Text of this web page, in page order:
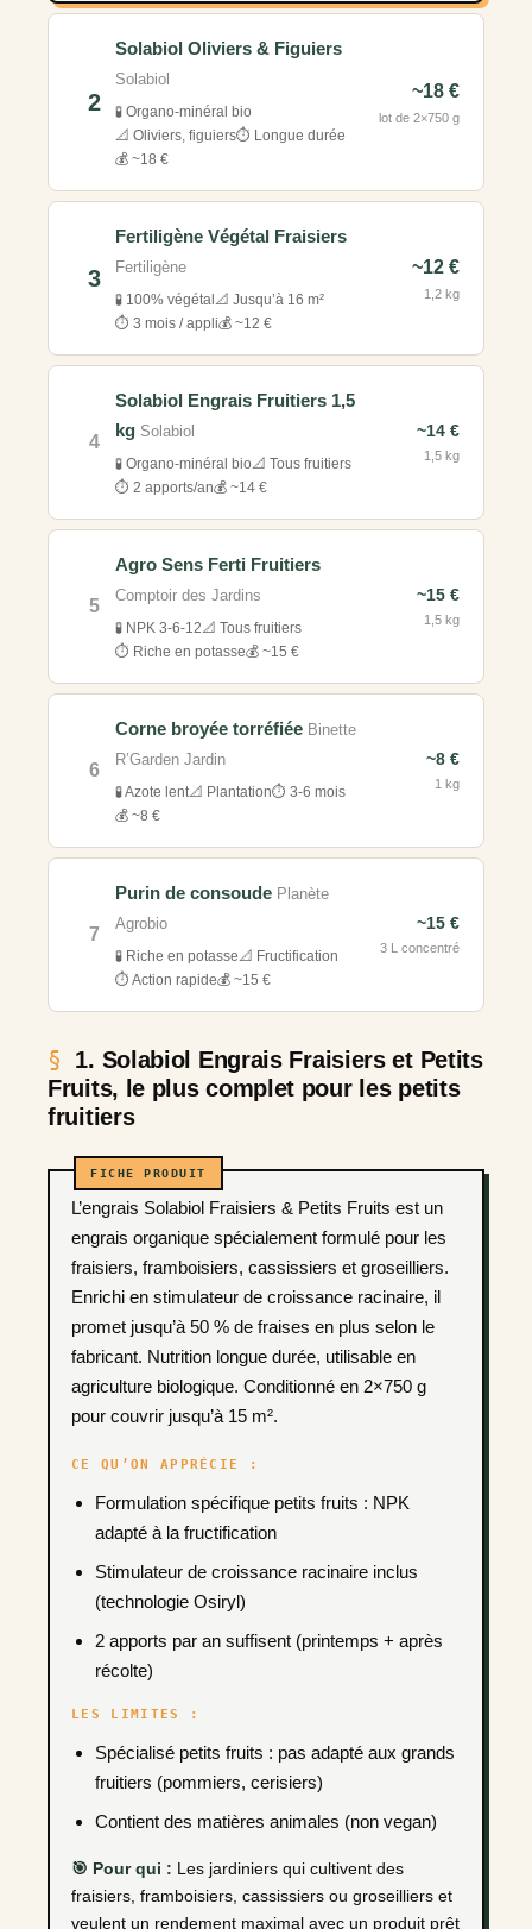
2
Solabiol Oliviers & Figuiers
Solabiol
🧪 Organo-minéral bio
📐 Oliviers, figuiers⏱️ Longue durée
💰 ~18 €
~18 €
lot de 2×750 g
3
Fertiligène Végétal Fraisiers
Fertiligène
🧪 100% végétal📐 Jusqu’à 16 m²
⏱️ 3 mois / appli💰 ~12 €
~12 €
1,2 kg
4
Solabiol Engrais Fruitiers 1,5
kg Solabiol
🧪 Organo-minéral bio📐 Tous fruitiers
⏱️ 2 apports/an💰 ~14 €
~14 €
1,5 kg
5
Agro Sens Ferti Fruitiers
Comptoir des Jardins
🧪 NPK 3-6-12📐 Tous fruitiers
⏱️ Riche en potasse💰 ~15 €
~15 €
1,5 kg
6
Corne broyée torréfiée Binette
R’Garden Jardin
🧪 Azote lent📐 Plantation⏱️ 3-6 mois
💰 ~8 €
~8 €
1 kg
7
Purin de consoude Planète
Agrobio
🧪 Riche en potasse📐 Fructification
⏱️ Action rapide💰 ~15 €
~15 €
3 L concentré
1. Solabiol Engrais Fraisiers et Petits
Fruits, le plus complet pour les petits
fruitiers
L’engrais Solabiol Fraisiers & Petits Fruits est un
engrais organique spécialement formulé pour les
fraisiers, framboisiers, cassissiers et groseilliers.
Enrichi en stimulateur de croissance racinaire, il
promet jusqu’à 50 % de fraises en plus selon le
fabricant. Nutrition longue durée, utilisable en
agriculture biologique. Conditionné en 2×750 g
pour couvrir jusqu’à 15 m².
CE QU’ON APPRÉCIE :
Formulation spécifique petits fruits : NPK
adapté à la fructification
Stimulateur de croissance racinaire inclus
(technologie Osiryl)
2 apports par an suffisent (printemps + après
récolte)
LES LIMITES :
Spécialisé petits fruits : pas adapté aux grands
fruitiers (pommiers, cerisiers)
Contient des matières animales (non vegan)
🎯 Pour qui : Les jardiniers qui cultivent des
fraisiers, framboisiers, cassissiers ou groseilliers et
veulent un rendement maximal avec un produit prêt